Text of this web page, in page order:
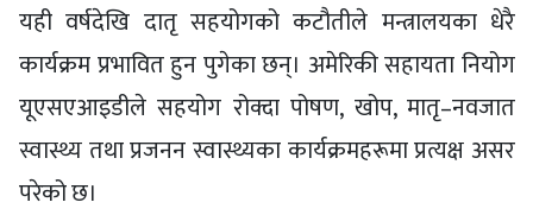
यही वर्षदेखि दातृ सहयोगको कटौतीले मन्त्रालयका धेरै
कार्यक्रम प्रभावित हुन पुगेका छन्। अमेरिकी सहायता नियोग
यूएसएआइडीले सहयोग रोक्दा पोषण, खोप, मातृ–नवजात
स्वास्थ्य तथा प्रजनन स्वास्थ्यका कार्यक्रमहरूमा प्रत्यक्ष असर
परेको छ।